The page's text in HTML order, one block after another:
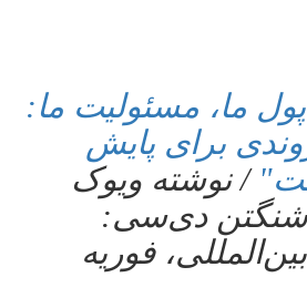
ما، مسئولیت ما:
برای پایش
/ نوشته ویوک
دی‌سی:
فوریه